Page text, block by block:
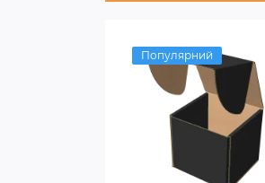
Популярний